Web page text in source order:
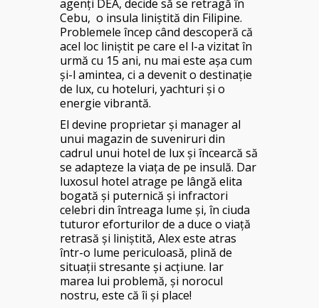
agenți DEA, decide să se retragă în
Cebu, o insula liniștită din Filipine.
Problemele încep când descoperă că
acel loc liniștit pe care el l-a vizitat în
urmă cu 15 ani, nu mai este așa cum
și-l amintea, ci a devenit o destinație
de lux, cu hoteluri, yachturi și o
energie vibrantă.
El devine proprietar și manager al
unui magazin de suveniruri din
cadrul unui hotel de lux și încearcă să
se adapteze la viața de pe insulă. Dar
luxosul hotel atrage pe lângă elita
bogată și puternică și infractori
celebri din întreaga lume și, în ciuda
tuturor eforturilor de a duce o viață
retrasă și liniștită, Alex este atras
într-o lume periculoasă, plină de
situații stresante și acțiune. Iar
marea lui problemă, și norocul
nostru, este că îi și place!